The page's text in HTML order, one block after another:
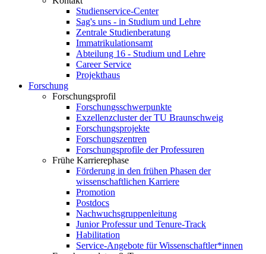
Studienservice-Center
Sag's uns - in Studium und Lehre
Zentrale Studienberatung
Immatrikulationsamt
Abteilung 16 - Studium und Lehre
Career Service
Projekthaus
Forschung
Forschungsprofil
Forschungsschwerpunkte
Exzellenzcluster der TU Braunschweig
Forschungsprojekte
Forschungszentren
Forschungsprofile der Professuren
Frühe Karrierephase
Förderung in den frühen Phasen der
wissenschaftlichen Karriere
Promotion
Postdocs
Nachwuchsgruppenleitung
Junior Professur und Tenure-Track
Habilitation
Service-Angebote für Wissenschaftler*innen